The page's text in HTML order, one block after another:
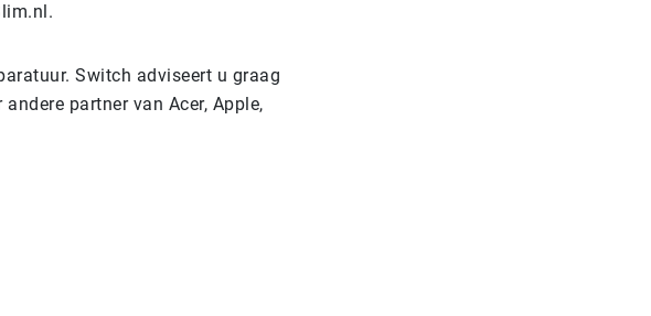
Switch adviseert u graag
partner van Acer, Apple,